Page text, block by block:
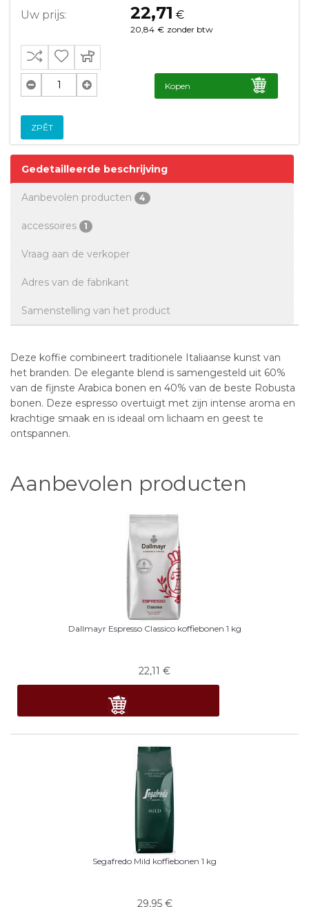
Uw prijs: 22,71 €
20,84 € zonder btw
Kopen
ZPĚT
Gedetailleerde beschrijving
Aanbevolen producten 4
accessoires 1
Vraag aan de verkoper
Adres van de fabrikant
Samenstelling van het product
Deze koffie combineert traditionele Italiaanse kunst van
het branden. De elegante blend is samengesteld uit 60%
van de fijnste Arabica bonen en 40% van de beste Robusta
bonen. Deze espresso overtuigt met zijn intense aroma en
krachtige smaak en is ideaal om lichaam en geest te
ontspannen.
Aanbevolen producten
Dallmayr Espresso Classico koffiebonen 1 kg
22,11 €
Segafredo Mild koffiebonen 1 kg
29,95 €